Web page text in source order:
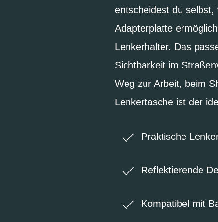
entscheidest du
Adapterplatte
Lenkerhalter. Das
Sichtbarkeit im
Weg zur Arbeit, beim
Lenkertasche ist der
Praktische
Reflektierende
Kompatibel mit